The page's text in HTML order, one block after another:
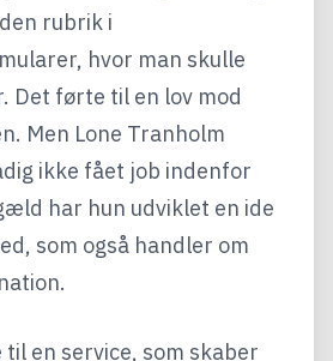
rubrik i
hvor man skulle
Det førte til en lov mod
Men Lone Tranholm
ikke fået job indenfor
har hun udviklet en ide
som også handler om
til en service, som skaber